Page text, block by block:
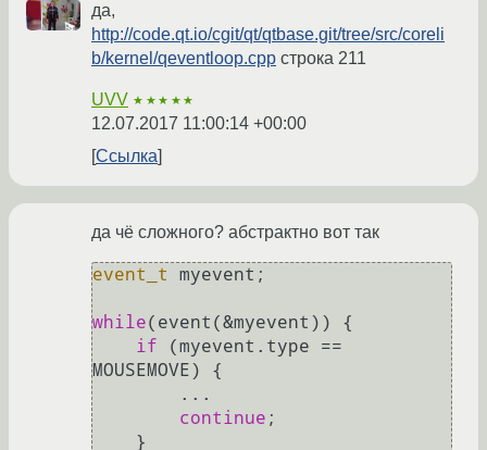
да,
http://code.qt.io/cgit/qt/qtbase.git/tree/src/coreli
b/kernel/qeventloop.cpp строка 211
UVV ★★★★★
12.07.2017 11:00:14 +00:00
Ссылка
да чё сложного? абстрактно вот так
event_t myevent;
while(event(&myevent)) {
if (myevent.type ==
MOUSEMOVE) {
continue ;